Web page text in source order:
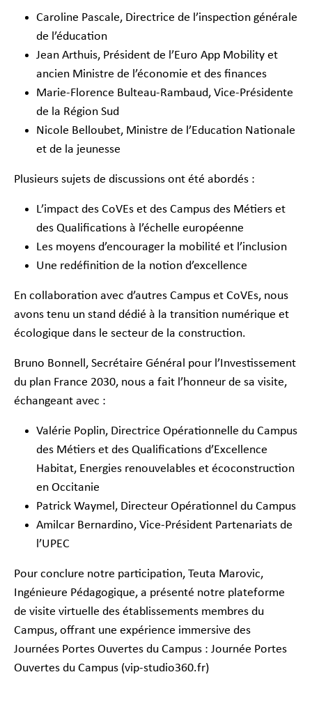
Caroline Pascale, Directrice de l’inspection générale
de l’éducation
Jean Arthuis, Président de l’Euro App Mobility et
ancien Ministre de l’économie et des finances
Marie-Florence Bulteau-Rambaud, Vice-Présidente
de la Région Sud
Nicole Belloubet, Ministre de l’Education Nationale
et de la jeunesse
Plusieurs sujets de discussions ont été abordés :
L’impact des CoVEs et des Campus des Métiers et
des Qualifications à l’échelle européenne
Les moyens d’encourager la mobilité et l’inclusion
Une redéfinition de la notion d’excellence
En collaboration avec d’autres Campus et CoVEs, nous
avons tenu un stand dédié à la transition numérique et
écologique dans le secteur de la construction.
Bruno Bonnell, Secrétaire Général pour l’Investissement
du plan France 2030, nous a fait l’honneur de sa visite,
échangeant avec :
Valérie Poplin, Directrice Opérationnelle du Campus
des Métiers et des Qualifications d’Excellence
Habitat, Energies renouvelables et écoconstruction
en Occitanie
Patrick Waymel, Directeur Opérationnel du Campus
Amilcar Bernardino, Vice-Président Partenariats de
l’UPEC
Pour conclure notre participation, Teuta Marovic,
Ingénieure Pédagogique, a présenté notre plateforme
de visite virtuelle des établissements membres du
Campus, offrant une expérience immersive des
Journées Portes Ouvertes du Campus : Journée Portes
Ouvertes du Campus (vip-studio360.fr)